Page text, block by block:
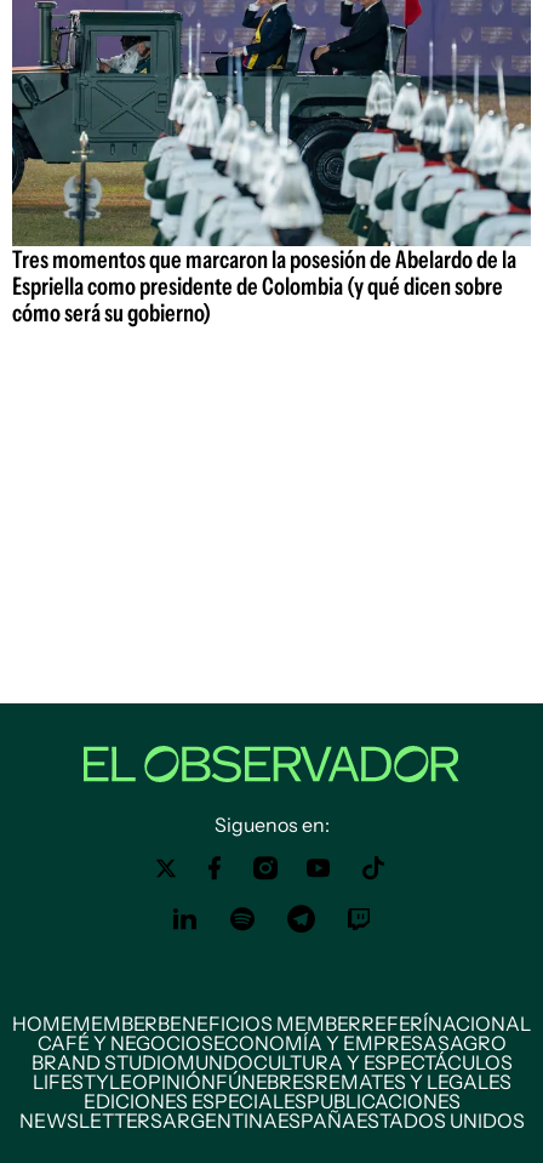
Tres momentos que marcaron la posesión de Abelardo de la
Espriella como presidente de Colombia (y qué dicen sobre
cómo será su gobierno)
Siguenos en:
HOMEMEMBERBENEFICIOS MEMBERREFERÍNACIONAL
CAFÉ Y NEGOCIOSECONOMÍA Y EMPRESASAGRO
BRAND STUDIOMUNDOCULTURA Y ESPECTÁCULOS
LIFESTYLEOPINIÓNFÚNEBRESREMATES Y LEGALES
EDICIONES ESPECIALESPUBLICACIONES
NEWSLETTERSARGENTINAESPAÑAESTADOS UNIDOS